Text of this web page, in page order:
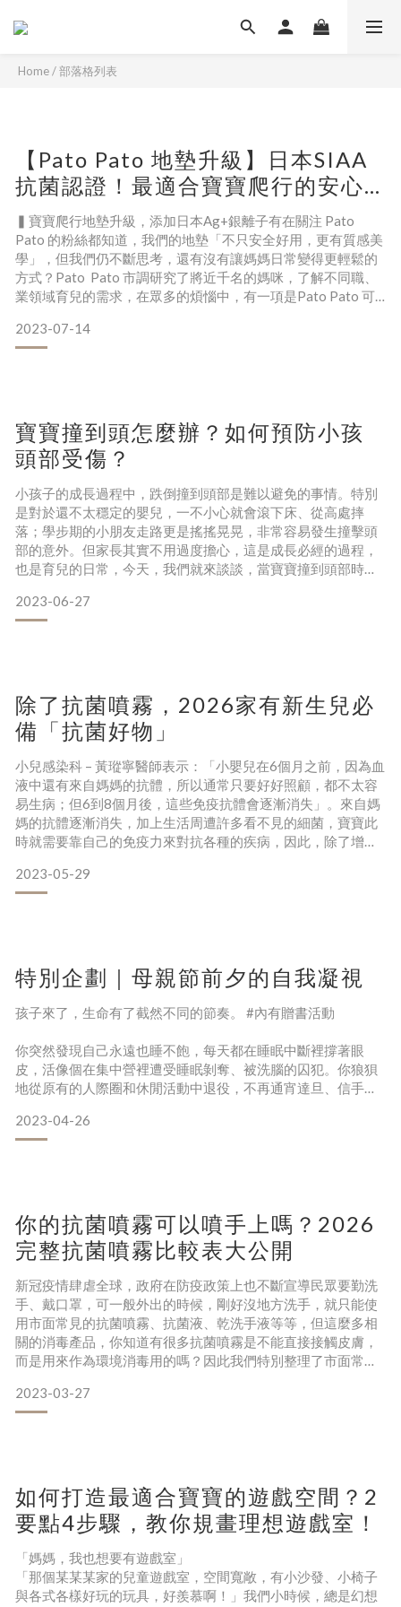
Home/部落格列表
【Pato Pato 地墊升級】日本SIAA
抗菌認證！最適合寶寶爬行的安心
地墊
▍寶寶爬行地墊升級，添加日本Ag+銀離子有在關注 Pato
Pato 的粉絲都知道，我們的地墊「不只安全好用，更有質感美
學」，但我們仍不斷思考，還有沒有讓媽媽日常變得更輕鬆的
方式？Pato Pato 市調研究了將近千名的媽咪，了解不同職、
業領域育兒的需求，在眾多的煩惱中，有一項是Pato Pato 可
間。」 於是我們研發改良地墊，讓地墊擁有抗菌效果，這樣媽
咪在休息的時候，地墊依舊24小時長時間抵擋細菌；也因為抗
2023-07-14
寶寶撞到頭怎麼辦？如何預防小孩
頭部受傷？
小孩子的成長過程中，跌倒撞到頭部是難以避免的事情。特別
是對於還不太穩定的嬰兒，一不小心就會滾下床、從高處摔
落；學步期的小朋友走路更是搖搖晃晃，非常容易發生撞擊頭
部的意外。但家長其實不用過度擔心，這是成長必經的過程，
也是育兒的日常，今天，我們就來談談，當寶寶撞到頭部時，
到頭部時該怎麼辦？首先，如果寶寶撞到頭或後腦勺時，家長
應該保持冷靜，請勿驚慌失措，避免傳達焦慮情緒給孩子，接
2023-06-27
除了抗菌噴霧，2026家有新生兒必
備「抗菌好物」
小兒感染科 – 黃瑽寧醫師表示：「小嬰兒在6個月之前，因為血
液中還有來自媽媽的抗體，所以通常只要好好照顧，都不太容
易生病；但6到8個月後，這些免疫抗體會逐漸消失」。來自媽
媽的抗體逐漸消失，加上生活周遭許多看不見的細菌，寶寶此
時就需要靠自己的免疫力來對抗各種的疾病，因此，除了增強
兒的健康安全，是現代家庭越來越重視的事情。資料來源：就
這麼簡單，打造孩子黃金免疫力除了手部消毒抗菌，家中你可
2023-05-29
特別企劃｜母親節前夕的自我凝視
孩子來了，生命有了截然不同的節奏。 #內有贈書活動
你突然發現自己永遠也睡不飽，每天都在睡眠中斷裡撐著眼
皮，活像個在集中營裡遭受睡眠剝奪、被洗腦的囚犯。你狼狽
地從原有的人際圈和休閒活動中退役，不再通宵達旦、信手開
相機到處跑，連以前覺得商業到不行的漫威電影，都是在家裡
開著NEXFLIX或安博盒子看到睡著。
說走就走的晨騎和晨跑成為追憶，揹著行囊就往山裡去的自由
飛走，恍如隔世。這輩子，只剩下無限迴圈的弄髒弄亂、清
洗、消毒曬乾、
2023-04-26
你的抗菌噴霧可以噴手上嗎？2026
完整抗菌噴霧比較表大公開
新冠疫情肆虐全球，政府在防疫政策上也不斷宣導民眾要勤洗
手、戴口罩，可一般外出的時候，剛好沒地方洗手，就只能使
用市面常見的抗菌噴霧、抗菌液、乾洗手液等等，但這麼多相
關的消毒產品，你知道有很多抗菌噴霧是不能直接接觸皮膚，
而是用來作為環境消毒用的嗎？因此我們特別整理了市面常見
孩健康的同時，也要避免他們因為使用消毒產品而受到傷
害。 抗菌噴霧成分小知識首先，身為家長的我們，真的知道抗
2023-03-27
如何打造最適合寶寶的遊戲空間？2
要點4步驟，教你規畫理想遊戲室！
「媽媽，我也想要有遊戲室」
「那個某某某家的兒童遊戲室，空間寬敞，有小沙發、小椅子
與各式各樣好玩的玩具，好羨慕啊！」我們小時候，總是幻想